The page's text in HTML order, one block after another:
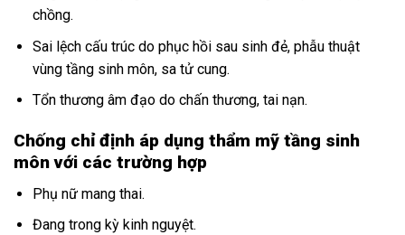
chồng.
Sai lệch cấu trúc do phục hồi sau sinh đẻ, phẫu thuật
vùng tầng sinh môn, sa tử cung.
Tổn thương âm đạo do chấn thương, tai nạn.
Chống chỉ định áp dụng thẩm mỹ tầng sinh
môn với các trường hợp
Phụ nữ mang thai.
Đang trong kỳ kinh nguyệt.